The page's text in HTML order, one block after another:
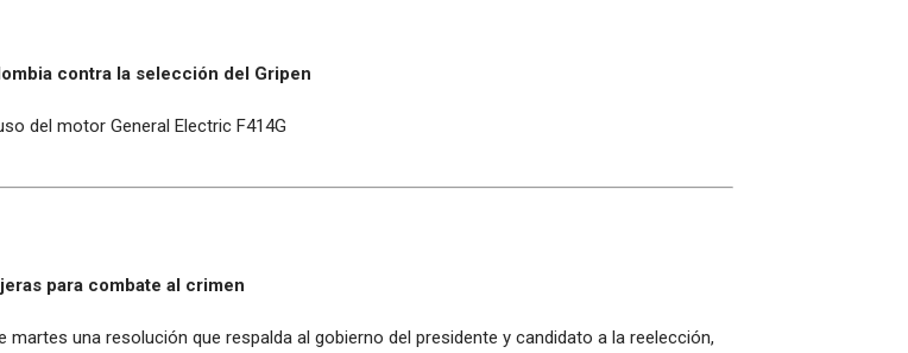
contra la selección del Gripen
del motor General Electric F414G
para combate al crimen
una resolución que respalda al gobierno del presidente y candidato a la reelección,